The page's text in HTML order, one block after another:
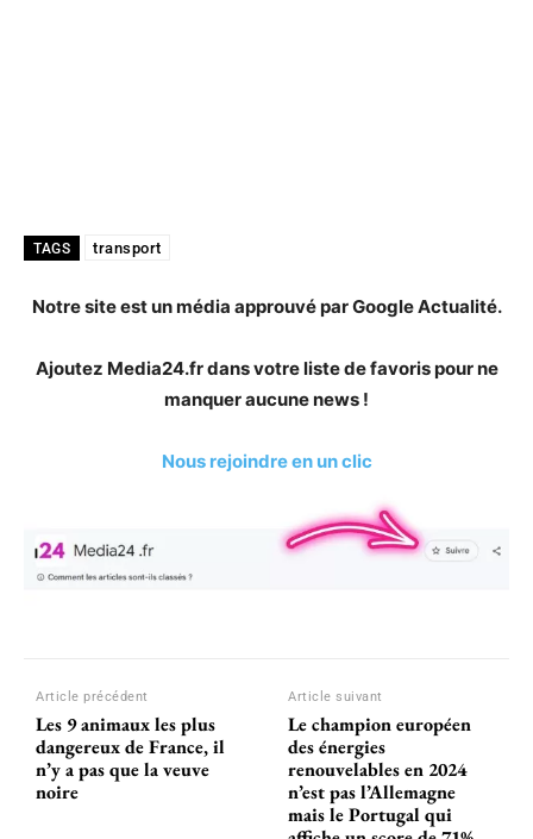
TAGS transport
Notre site est un média approuvé par Google Actualité.
Ajoutez Media24.fr dans votre liste de favoris pour ne
manquer aucune news !
Nous rejoindre en un clic
Article précédent
Les 9 animaux les plus
dangereux de France, il
n’y a pas que la veuve
noire
Article suivant
Le champion européen
des énergies
renouvelables en 2024
n’est pas l’Allemagne
mais le Portugal qui